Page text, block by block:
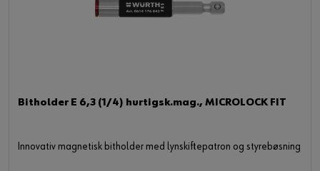
Bitholder E 6,3 (1/4) hurtigsk.mag., MICROLOCK FIT
Innovativ magnetisk bitholder med lynskiftepatron og styrebøsning